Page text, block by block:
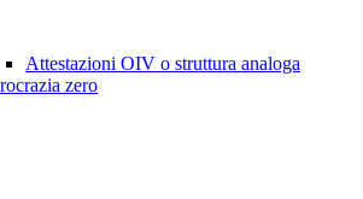
Attestazioni OIV o struttura analoga
zero